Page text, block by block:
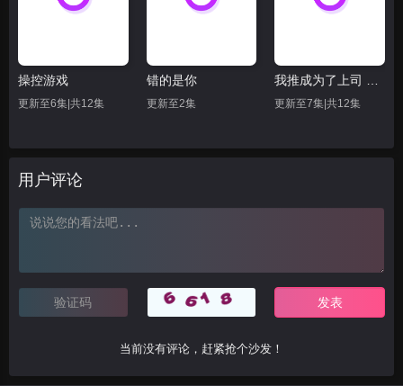
操控游戏
更新至6集|共12集
错的是你
更新至2集 更新至7集|共12集
用户评论
当前没有评论，赶紧抢个沙发！